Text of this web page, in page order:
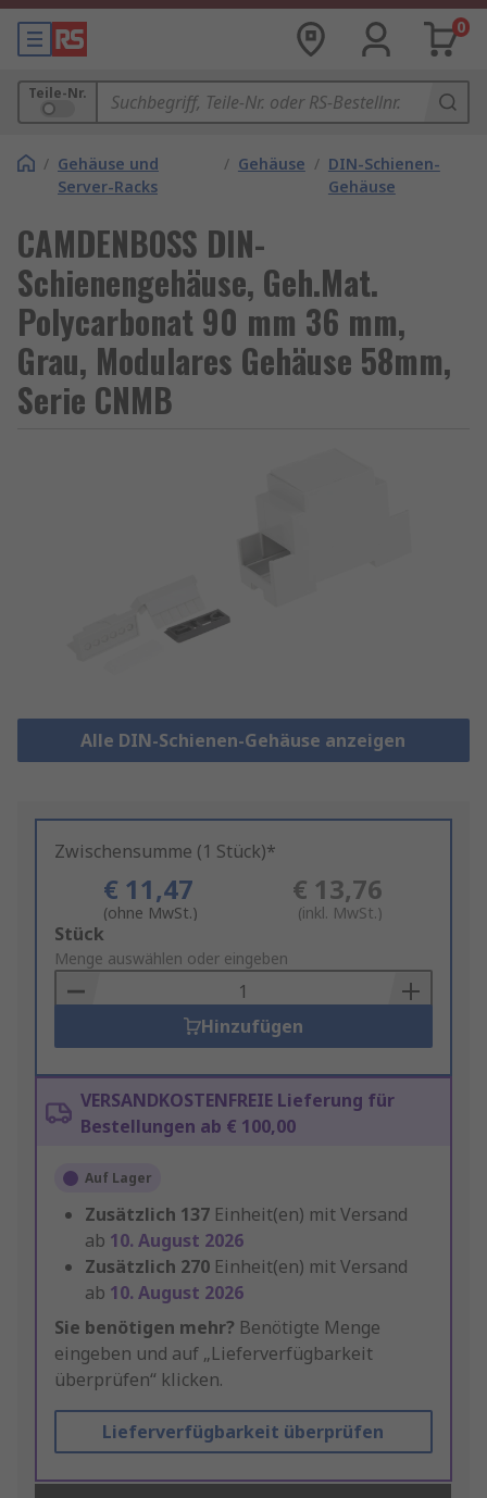
0
Teile-Nr.
/ Gehäuse und
Server-Racks
/ Gehäuse / DIN-Schienen-
Gehäuse
CAMDENBOSS DIN-
Schienengehäuse, Geh.Mat.
Polycarbonat 90 mm 36 mm,
Grau, Modulares Gehäuse 58mm,
Serie CNMB
Alle DIN-Schienen-Gehäuse anzeigen
Zwischensumme (1 Stück)*
€ 11,47
(ohne MwSt.)
€ 13,76
(inkl. MwSt.)
Add
to
Basket
Stück
Menge auswählen oder eingeben
Hinzufügen
VERSANDKOSTENFREIE Lieferung für
Bestellungen ab € 100,00
Auf Lager
Zusätzlich 137 Einheit(en) mit Versand
ab 10. August 2026
Zusätzlich 270 Einheit(en) mit Versand
ab 10. August 2026
Sie benötigen mehr? Benötigte Menge
eingeben und auf „Lieferverfügbarkeit
überprüfen“ klicken.
Lieferverfügbarkeit überprüfen